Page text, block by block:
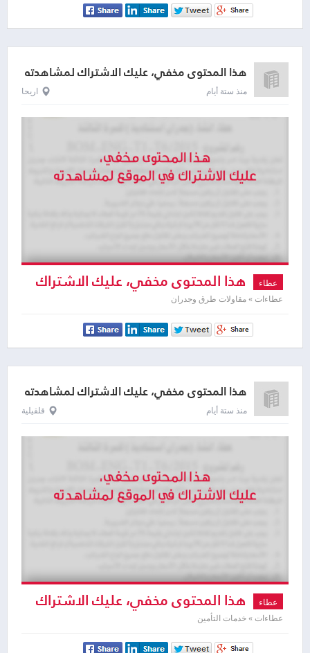
هذا المحتوى مخفي، عليك الاشتراك لمشاهدته
منذ ستة أيام اريحا
عطاء هذا المحتوى مخفي، عليك الاشتراك
لمشاهدته
عطاءات » مقاولات طرق وجدران
هذا المحتوى مخفي، عليك الاشتراك لمشاهدته
منذ ستة أيام قلقيلية
عطاء هذا المحتوى مخفي، عليك الاشتراك
لمشاهدته
عطاءات » خدمات التأمين